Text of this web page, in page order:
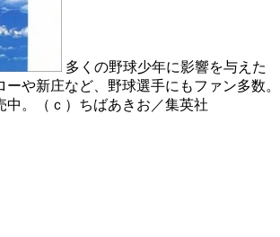
多くの野球少年に影響を与えた
や新庄など、野球選手にもファン多数。
中。（ｃ）ちばあきお／集英社